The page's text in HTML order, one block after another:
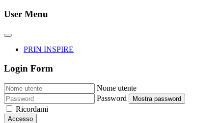
User Menu
PRIN INSPIRE
Login Form
Nome utente
Password
Mostra password
Ricordami
Accesso